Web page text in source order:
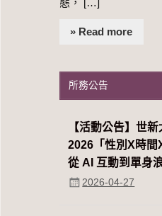
» Read more
所務公告
【活動公告】世
2026「性別Χ時間
從 AI 互動到單身
2026-04-27